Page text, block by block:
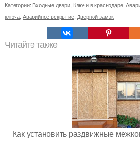
Категории: Входные двери Ключи в краснодаре
ключа Аварийное вскрытие Дверной замок
Читайте также
Как установить раздвижные